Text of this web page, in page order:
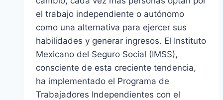
el trabajo independiente o autónomo
como una alternativa para ejercer sus
habilidades y generar ingresos. El Instituto
Mexicano del Seguro Social (IMSS),
consciente de esta creciente tendencia,
ha implementado el Programa de
Trabajadores Independientes con el